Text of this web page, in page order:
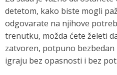
detetom, kako biste mogli
odgovarate na njihove
trenutku, možda ćete želeti
zatvoren, potpuno
igraju bez opasnosti i bez